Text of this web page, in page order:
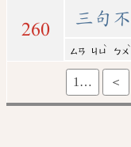
260
三句不
ㄙㄢ ㄐㄩ
ˋ
ㄅㄨ
ˋ
1… ＜